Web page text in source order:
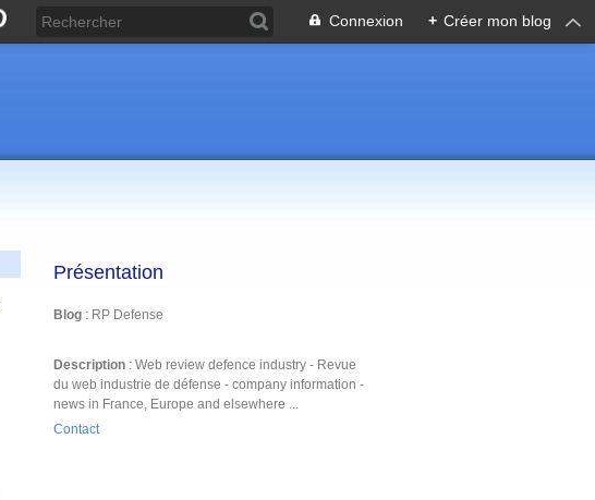
Connexion + Créer mon blog
Présentation
Blog : RP Defense
Description : Web review defence industry - Revue
du web industrie de défense - company information -
news in France, Europe and elsewhere ...
Contact